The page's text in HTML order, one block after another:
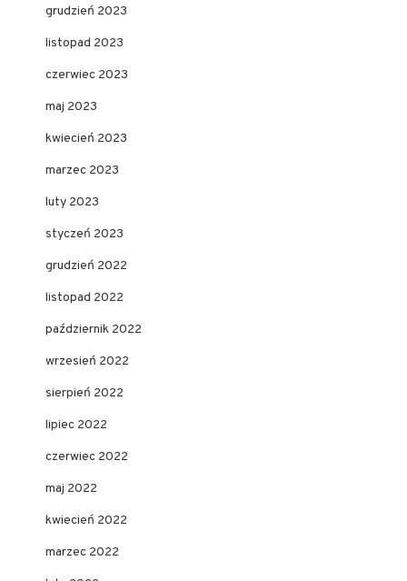
grudzień 2023
listopad 2023
czerwiec 2023
maj 2023
kwiecień 2023
marzec 2023
luty 2023
styczeń 2023
grudzień 2022
listopad 2022
październik 2022
wrzesień 2022
sierpień 2022
lipiec 2022
czerwiec 2022
maj 2022
kwiecień 2022
marzec 2022